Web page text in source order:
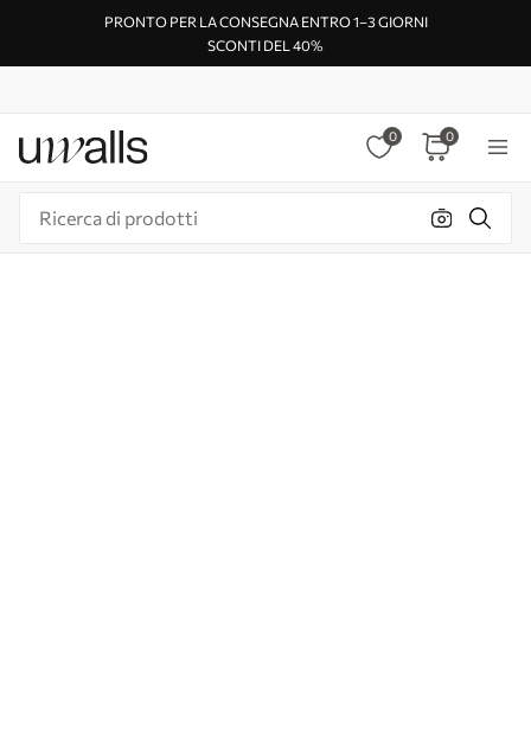
PRONTO PER LA CONSEGNA ENTRO 1–3 GIORNI
SCONTI DEL 40%
0 0